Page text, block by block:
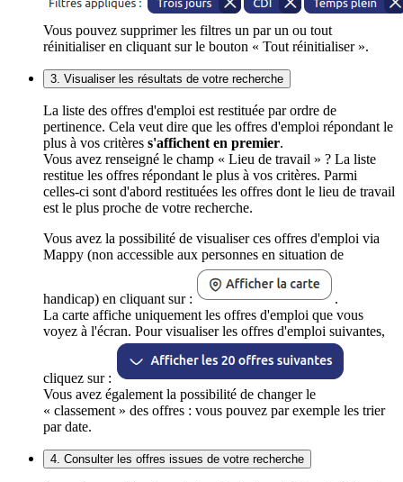
Vous pouvez supprimer les filtres un par un ou tout
réinitialiser en cliquant sur le bouton « Tout réinitialiser ».
3. Visualiser les résultats de votre recherche
La liste des offres d'emploi est restituée par ordre de
pertinence. Cela veut dire que les offres d'emploi répondant le
plus à vos critères s'affichent en premier.
Vous avez renseigné le champ « Lieu de travail » ? La liste
restitue les offres répondant le plus à vos critères. Parmi
celles-ci sont d'abord restituées les offres dont le lieu de travail
est le plus proche de votre recherche.
Vous avez la possibilité de visualiser ces offres d'emploi via
Mappy (non accessible aux personnes en situation de
handicap) en cliquant sur :
.
La carte affiche uniquement les offres d'emploi que vous
voyez à l'écran. Pour visualiser les offres d'emploi suivantes,
cliquez sur :
Vous avez également la possibilité de changer le
« classement » des offres : vous pouvez par exemple les trier
par date.
4. Consulter les offres issues de votre recherche